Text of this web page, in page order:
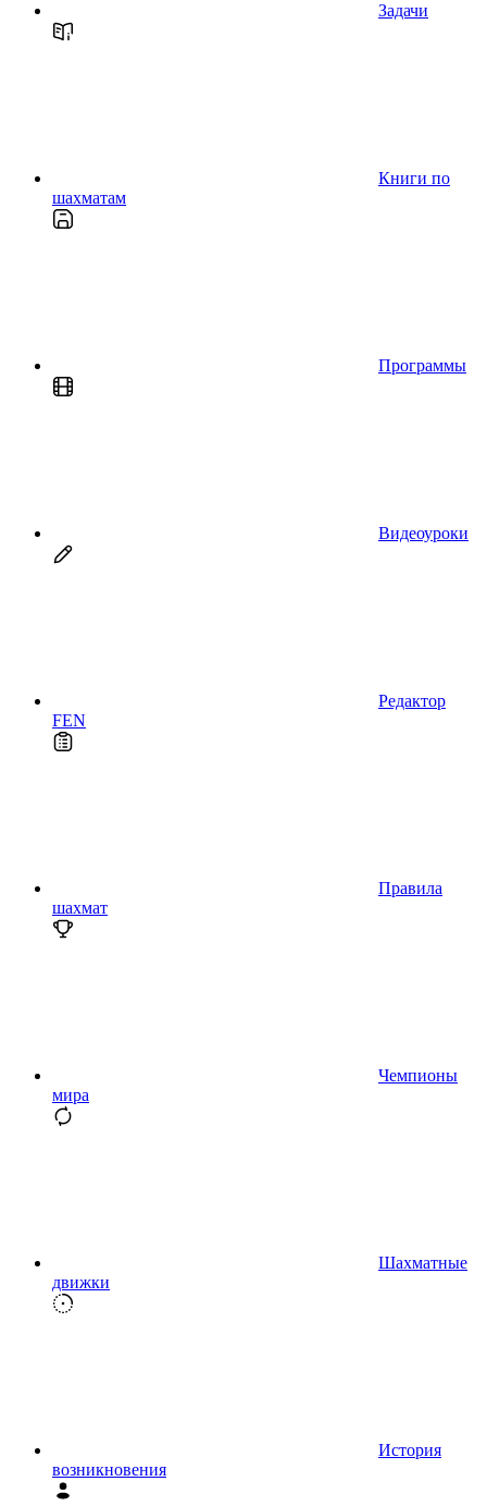
Задачи
Книги по
шахматам
Программы
Видеоуроки
Редактор
FEN
Правила
шахмат
Чемпионы
мира
Шахматные
движки
История
возникновения